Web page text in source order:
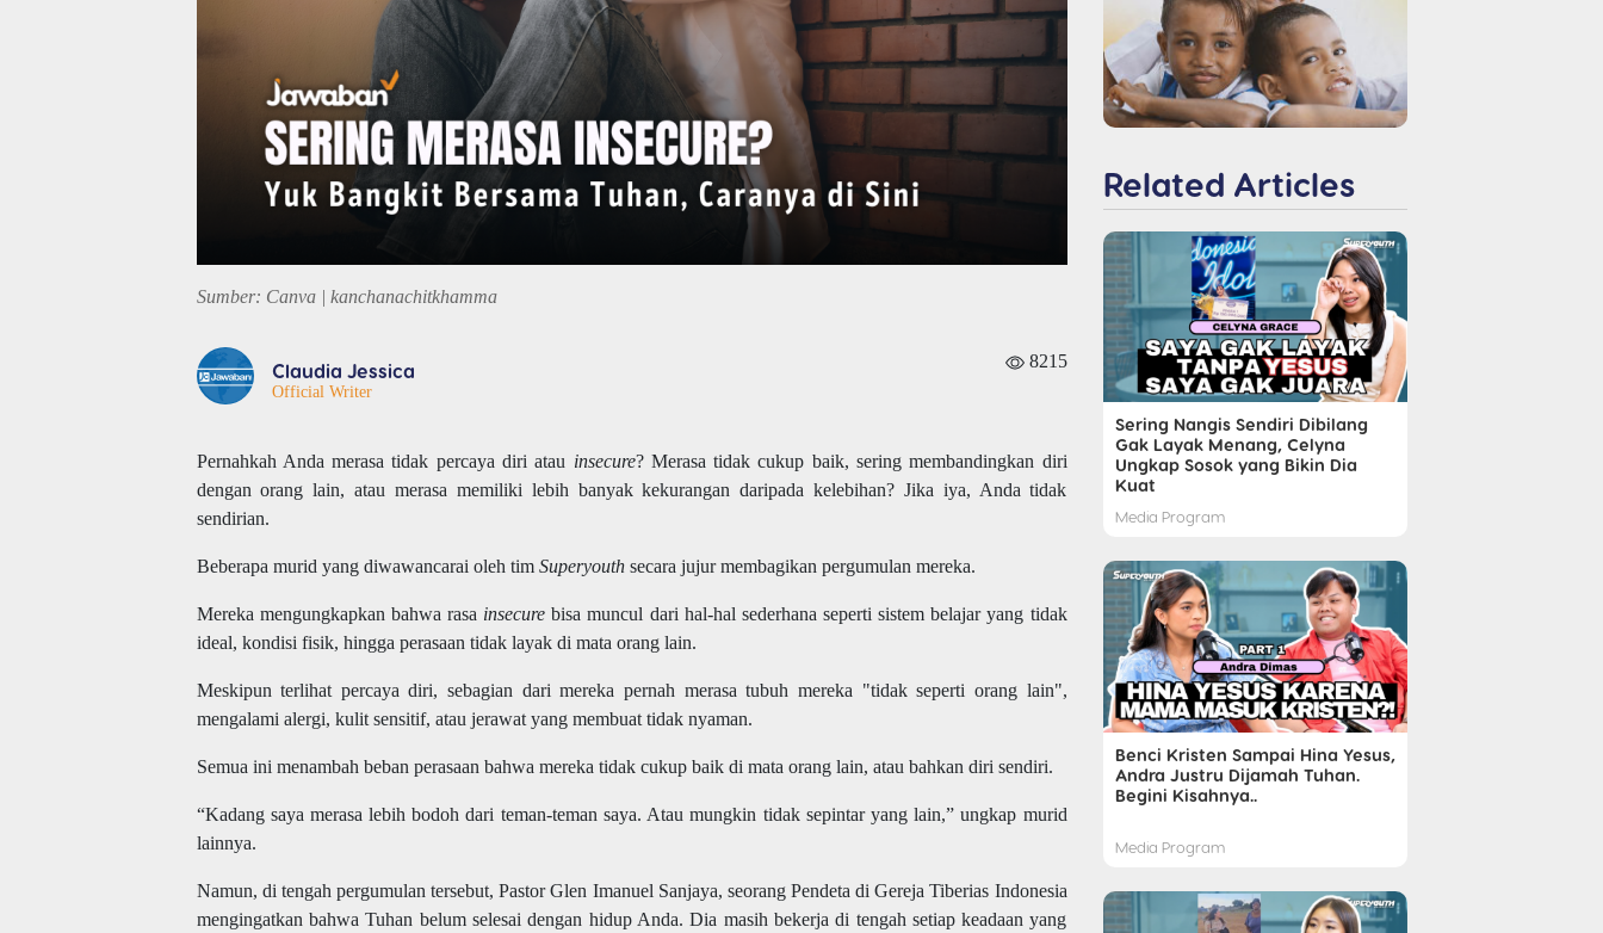
Sumber: Canva | kanchanachitkhamma
Claudia Jessica
Official Writer
8215
Pernahkah Anda merasa tidak percaya diri atau insecure? Merasa tidak cukup baik, sering membandingkan diri
dengan orang lain, atau merasa memiliki lebih banyak kekurangan daripada kelebihan? Jika iya, Anda tidak
sendirian.
Beberapa murid yang diwawancarai oleh tim Superyouthsecara jujur membagikan pergumulan mereka.
Mereka mengungkapkan bahwa rasa insecure bisa muncul dari hal-hal sederhana seperti sistem belajar yang tidak
ideal, kondisi fisik, hingga perasaan tidak layak di mata orang lain.
Meskipun terlihat percaya diri, sebagian dari mereka pernah merasa tubuh mereka "tidak seperti orang lain",
mengalami alergi, kulit sensitif, atau jerawat yang membuat tidak nyaman.
Semua ini menambah beban perasaan bahwa mereka tidak cukup baik di mata orang lain, atau bahkan diri sendiri.
“Kadang saya merasa lebih bodoh dari teman-teman saya. Atau mungkin tidak sepintar yang lain,” ungkap murid
lainnya.
Namun, di tengah pergumulan tersebut, Pastor Glen Imanuel Sanjaya, seorang Pendeta di Gereja Tiberias Indonesia
mengingatkan bahwa Tuhan belum selesai dengan hidup Anda. Dia masih bekerja di tengah setiap keadaan yang
Related Articles
Sering Nangis Sendiri Dibilang
Gak Layak Menang, Celyna
Ungkap Sosok yang Bikin Dia
Kuat
Media Program
Benci Kristen Sampai Hina Yesus,
Andra Justru Dijamah Tuhan.
Begini Kisahnya..
Media Program